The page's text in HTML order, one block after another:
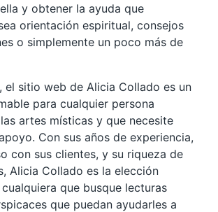
y obtener la ayuda que
orientación espiritual, consejos
o simplemente un poco más de
el sitio web de Alicia Collado es un
para cualquier persona
artes místicas y que necesite
Con sus años de experiencia,
con sus clientes, y su riqueza de
Alicia Collado es la elección
que busque lecturas
que puedan ayudarles a